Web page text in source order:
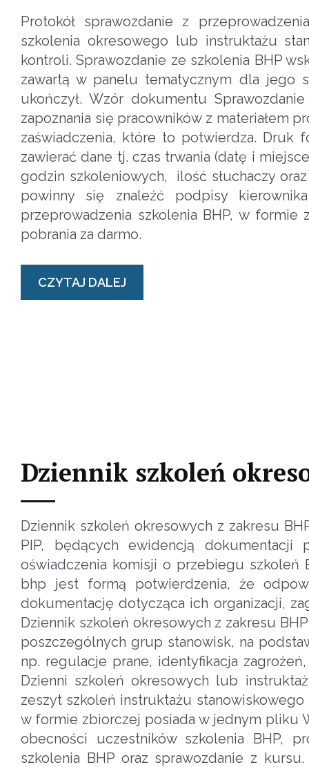
Protokół sprawozdanie z
szkolenia okresowego lub instruktażu
kontroli. Sprawozdanie ze szkolenia BHP
zawartą w panelu tematycznym dla jego
ukończył. Wzór dokumentu
zapoznania się pracowników z materiałem
zaświadczenia, które to potwierdza. Druk
zawierać dane tj. czas trwania (datę i
godzin szkoleniowych, ilość słuchaczy
powinny się znaleźć podpisy
przeprowadzenia szkolenia BHP, w
pobrania za darmo.
CZYTAJ DALEJ
Dziennik szkoleń
Dziennik szkoleń okresowych z zakresu
PIP, będących ewidencją dokumentacji
oświadczenia komisji o przebiegu szkoleń
bhp jest formą potwierdzenia, że
dokumentację dotycząca ich organizacji,
Dziennik szkoleń okresowych z zakresu
poszczególnych grup stanowisk, na
np. regulacje prane, identyfikacja
Dzienni szkoleń okresowych lub
zeszyt szkoleń instruktażu
w formie zbiorczej posiada w jednym pliku
obecności uczestników szkolenia BHP,
szkolenia BHP oraz sprawozdanie z